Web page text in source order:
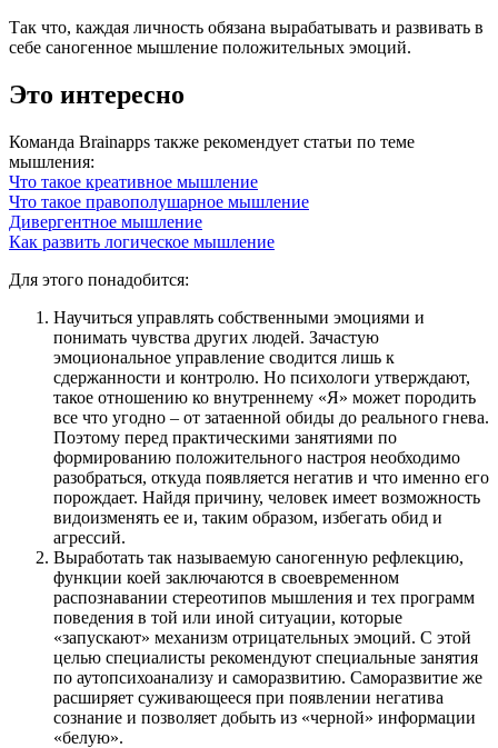
Так что, каждая личность обязана вырабатывать и развивать в
себе саногенное мышление положительных эмоций.
Это интересно
Команда Brainapps также рекомендует статьи по теме
мышления:
Что такое креативное мышление
Что такое правополушарное мышление
Дивергентное мышление
Как развить логическое мышление
Для этого понадобится:
Научиться управлять собственными эмоциями и
понимать чувства других людей. Зачастую
эмоциональное управление сводится лишь к
сдержанности и контролю. Но психологи утверждают,
такое отношению ко внутреннему «Я» может породить
все что угодно – от затаенной обиды до реального гнева.
Поэтому перед практическими занятиями по
формированию положительного настроя необходимо
разобраться, откуда появляется негатив и что именно его
порождает. Найдя причину, человек имеет возможность
видоизменять ее и, таким образом, избегать обид и
агрессий.
Выработать так называемую саногенную рефлекцию,
функции коей заключаются в своевременном
распознавании стереотипов мышления и тех программ
поведения в той или иной ситуации, которые
«запускают» механизм отрицательных эмоций. С этой
целью специалисты рекомендуют специальные занятия
по аутопсихоанализу и саморазвитию. Саморазвитие же
расширяет суживающееся при появлении негатива
сознание и позволяет добыть из «черной» информации
«белую».